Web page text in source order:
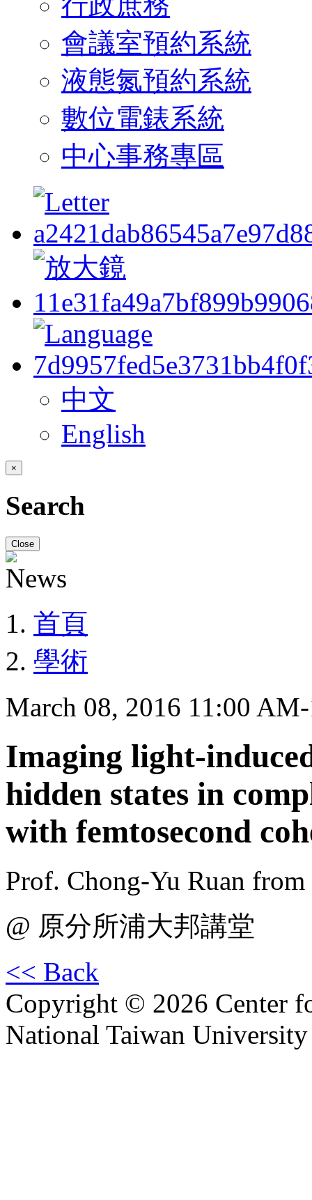
會議室預約系統
液態氮預約系統
數位電錶系統
中心事務專區
中文
English
×
Search
Close
首頁
學術
March 08, 2016 11:00
Imaging light-
hidden states in
with femtosecond
Prof. Chong-Yu Ruan from
@ 原分所浦大邦講堂
<< Back
Copyright © 2026 Center
National Taiwan University